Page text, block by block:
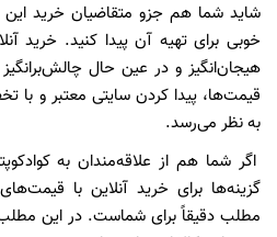
شاید شما هم جزو متقاضیان خرید این
خوبی برای تهیه آن پیدا کنید. خرید
هیجان‌انگیز و در عین حال
قیمت‌ها، پیدا کردن سایتی معتبر و
به نظر می‌رسد.
اگر شما هم از علاقه‌مندان به
گزینه‌ها برای خرید آنلاین با
مطلب دقیقاً برای شماست. در این